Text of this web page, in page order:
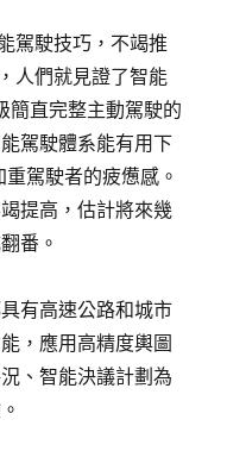
駕駛技巧，不竭推
人們就見證了智能
簡直完整主動駕駛的
駕駛體系能有用下
駕駛者的疲憊感。
提高，估計將來幾
番。
有高速公路和城市
，應用高精度輿圖
、智能決議計劃為